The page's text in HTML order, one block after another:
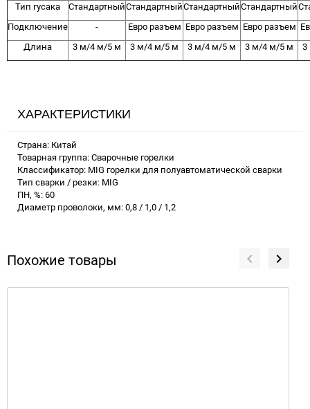
Тип гусака СтандартныйСтандартныйСтандартныйСтандартный
Подключение
- Евро разъем Евро разъем Евро разъем
Длина
3 м/4 м/5 м 3 м/4 м/5 м 3 м/4 м/5 м 3 м/4 м/5 м 3
ХАРАКТЕРИСТИКИ
Страна: Китай
Товарная группа: Сварочные горелки
Классификатор: MIG горелки для полуавтоматической сварки
Тип сварки / резки: MIG
ПН, %: 60
Диаметр проволоки, мм: 0,8 / 1,0 / 1,2
Похожие товары